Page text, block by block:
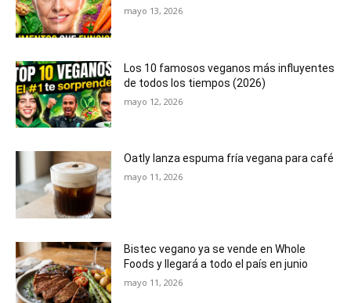
mayo 13, 2026
Los 10 famosos veganos más influyentes
de todos los tiempos (2026)
mayo 12, 2026
Oatly lanza espuma fría vegana para café
mayo 11, 2026
Bistec vegano ya se vende en Whole
Foods y llegará a todo el país en junio
mayo 11, 2026